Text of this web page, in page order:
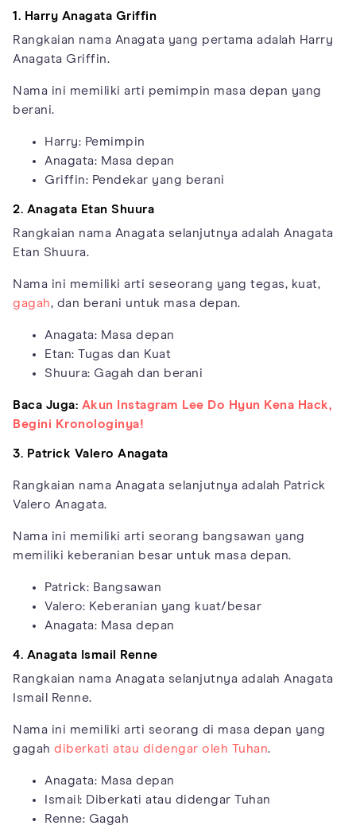
1. Harry Anagata Griffin
Rangkaian nama Anagata yang pertama adalah Harry
Anagata Griffin.
Nama ini memiliki arti pemimpin masa depan yang
berani.
Harry: Pemimpin
Anagata: Masa depan
Griffin: Pendekar yang berani
2. Anagata Etan Shuura
Rangkaian nama Anagata selanjutnya adalah Anagata
Etan Shuura.
Nama ini memiliki arti seseorang yang tegas, kuat,
gagah, dan berani untuk masa depan.
Anagata: Masa depan
Etan: Tugas dan Kuat
Shuura: Gagah dan berani
Baca Juga: Akun Instagram Lee Do Hyun Kena Hack,
Begini Kronologinya!
3. Patrick Valero Anagata
Rangkaian nama Anagata selanjutnya adalah Patrick
Valero Anagata.
Nama ini memiliki arti seorang bangsawan yang
memiliki keberanian besar untuk masa depan.
Patrick: Bangsawan
Valero: Keberanian yang kuat/besar
Anagata: Masa depan
4. Anagata Ismail Renne
Rangkaian nama Anagata selanjutnya adalah Anagata
Ismail Renne.
Nama ini memiliki arti seorang di masa depan yang
gagah diberkati atau didengar oleh Tuhan.
Anagata: Masa depan
Ismail: Diberkati atau didengar Tuhan
Renne: Gagah